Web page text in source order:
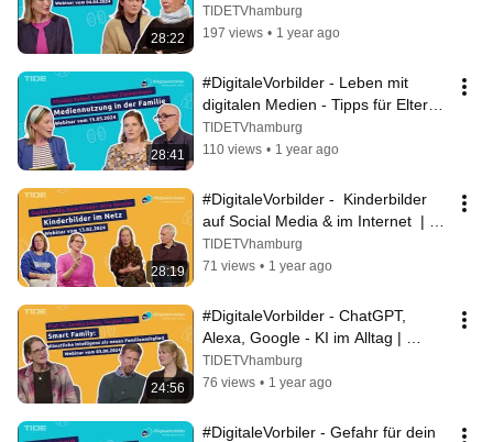
28:22
Eltern  | Podcast
TIDETVhamburg
197 views • 1 year ago
28:41
#DigitaleVorbilder - Leben mit
digitalen Medien - Tipps für Eltern,
Lehrer:innen & Pädagog:innen
TIDETVhamburg
110 views • 1 year ago
28:19
#DigitaleVorbilder -  Kinderbilder
auf Social Media & im Internet  |
Podcast
TIDETVhamburg
71 views • 1 year ago
24:56
#DigitaleVorbilder - ChatGPT,
Alexa, Google - KI im Alltag |
Podcast
TIDETVhamburg
76 views • 1 year ago
#DigitaleVorbiler - Gefahr für dein